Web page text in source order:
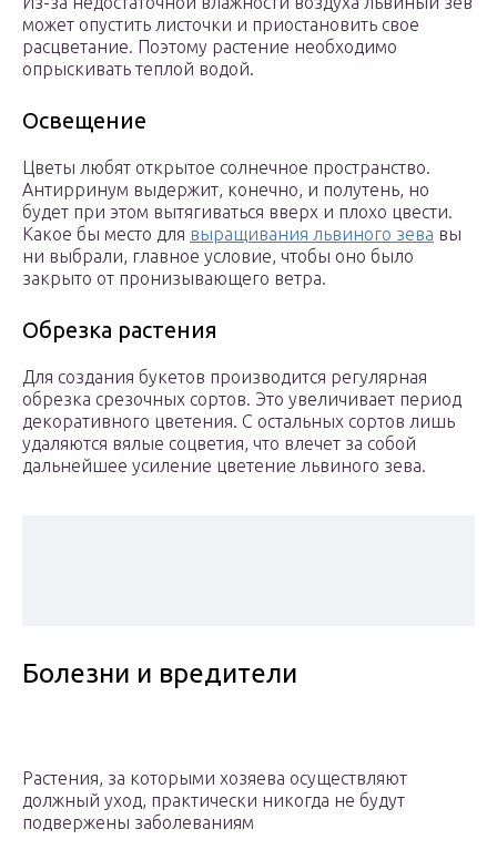
может опустить листочки и приостановить свое
расцветание. Поэтому растение необходимо
опрыскивать теплой водой.
Освещение
Цветы любят открытое солнечное пространство.
Антирринум выдержит, конечно, и полутень, но
будет при этом вытягиваться вверх и плохо цвести.
Какое бы место для выращивания львиного зева вы
ни выбрали, главное условие, чтобы оно было
закрыто от пронизывающего ветра.
Обрезка растения
Для создания букетов производится регулярная
обрезка срезочных сортов. Это увеличивает период
декоративного цветения. С остальных сортов лишь
удаляются вялые соцветия, что влечет за собой
дальнейшее усиление цветение львиного зева.
Болезни и вредители
Растения, за которыми хозяева осуществляют
должный уход, практически никогда не будут
подвержены заболеваниям